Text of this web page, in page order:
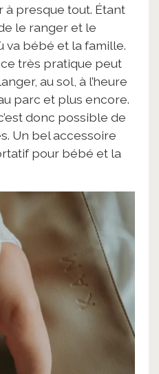
presque tout. Étant
le ranger et le
bébé et la famille.
très pratique peut
au sol, à l’heure
parc et plus encore.
donc possible de
Un bel accessoire
pour bébé et la